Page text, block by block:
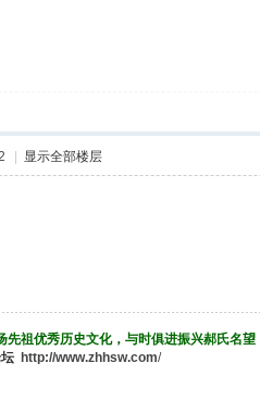
显示全部楼层
祖优秀历史文化，与时俱进振兴郝氏名望
http://www.zhhsw.com/